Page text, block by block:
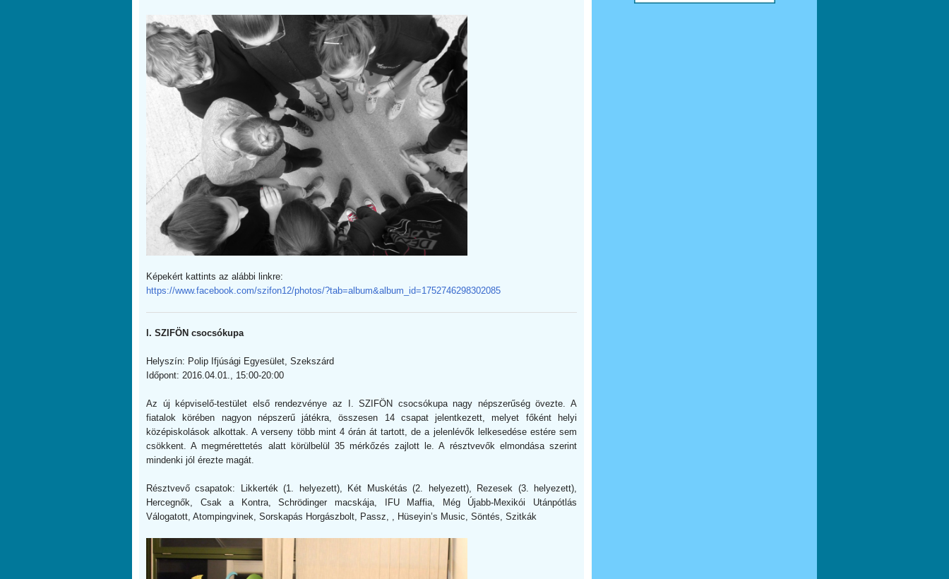
Képekért kattints az alábbi linkre:
https://www.facebook.com/szifon12/photos/?tab=album&album_id=1752746298302085
l. SZIFÖN csocsókupa
Helyszín: Polip Ifjúsági Egyesület, Szekszárd
Időpont: 2016.04.01., 15:00-20:00
Az új képviselő-testület első rendezvénye az I. SZIFÖN csocsókupa nagy népszerűség övezte. A
fiatalok körében nagyon népszerű játékra, összesen 14 csapat jelentkezett, melyet főként helyi
középiskolások alkottak. A verseny több mint 4 órán át tartott, de a jelenlévők lelkesedése estére sem
csökkent. A megmérettetés alatt körülbelül 35 mérkőzés zajlott le. A résztvevők elmondása szerint
mindenki jól érezte magát.
Résztvevő csapatok: Likkerték (1. helyezett), Két Muskétás (2. helyezett), Rezesek (3. helyezett),
Hercegnők, Csak a Kontra, Schrödinger macskája, IFU Maffia, Még Újabb-Mexikói Utánpótlás
Válogatott, Atompingvinek, Sorskapás Horgászbolt, Passz, , Hüseyin’s Music, Söntés, Szitkák